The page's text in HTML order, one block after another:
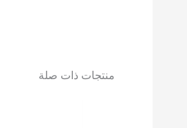
منتجات ذات صلة